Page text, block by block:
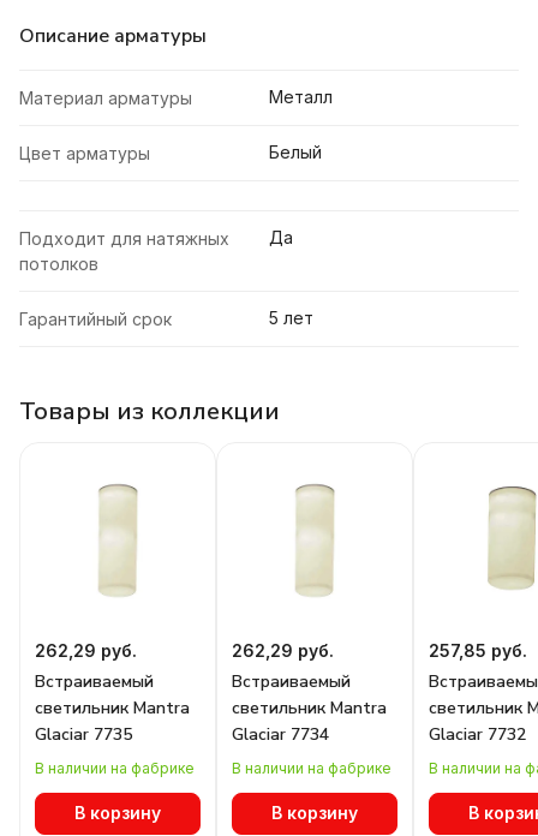
Описание арматуры
Материал арматуры Металл
Цвет арматуры Белый
Подходит для натяжных
потолков
Да
Гарантийный срок 5 лет
Товары из коллекции
262,29 руб.
Встраиваемый
светильник Mantra
Glaciar 7735
В наличии на фабрике
В корзину
262,29 руб.
Встраиваемый
светильник Mantra
Glaciar 7734
В наличии на фабрике
В корзину
257,85 руб.
светильник
Glaciar 7732
В наличии на
В